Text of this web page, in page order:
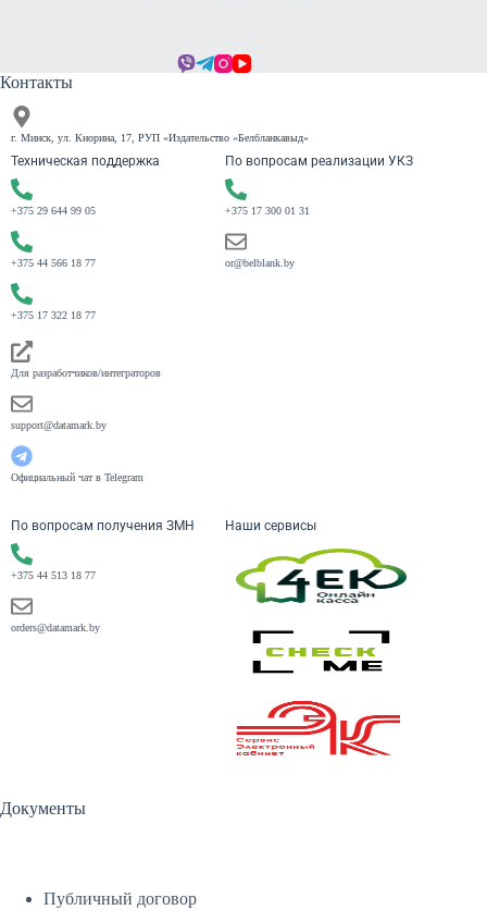
Контакты
г. Минск, ул. Кнорина, 17, РУП «Издательство «Белбланкавыд»
Техническая поддержка
+375 29 644 99 05
+375 44 566 18 77
+375 17 322 18 77
Для разработчиков/интеграторов
support@datamark.by
Официальный чат в Telegram
По вопросам реализации УКЗ
+375 17 300 01 31
or@belblank.by
По вопросам получения ЗМН
+375 44 513 18 77
orders@datamark.by
Наши сервисы
Документы
Публичный договор